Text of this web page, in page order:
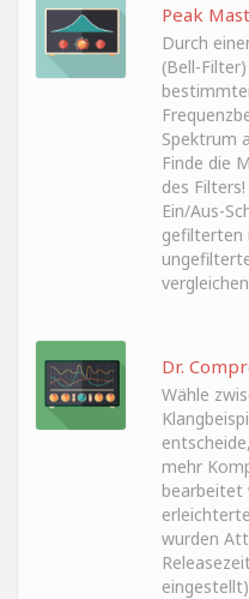
Peak
Durch
(Bell-
Spektrum
Finde die
des
Ein/Aus-
gefilterten
Dr.
Wähle
mehr
bearbeitet
wurden